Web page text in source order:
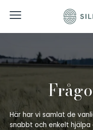
Här har vi samlat de
snabbt och enkelt hjälpa